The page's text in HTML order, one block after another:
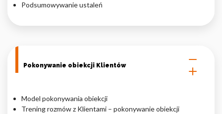
Podsumowywanie ustaleń
Pokonywanie obiekcji Klientów
Model pokonywania obiekcji
Trening rozmów z Klientami – pokonywanie obiekcji